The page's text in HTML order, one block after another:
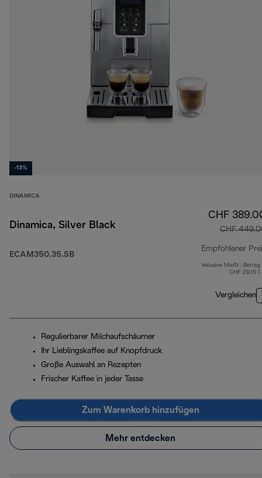
-13%
DINAMICA
Dinamica, Silver Black
ECAM350.35.SB
CHF
CHF
Empfohlener
Inklusive MwSt.-Betrag
CHF 29.15 (
Vergleichen
Regulierbarer Milchaufschäumer
Ihr Lieblingskaffee auf Knopfdruck
Große Auswahl an Rezepten
Frischer Kaffee in jeder Tasse
Zum Warenkorb hinzufügen
Mehr entdecken